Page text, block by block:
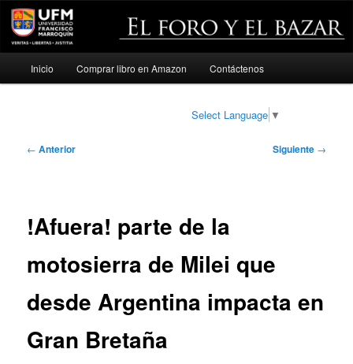
Ir
Inicio Comprar libro en Amazon Contáctenos
Select Language ▼
Navegación
← Anterior Siguiente →
!Afuera! parte de la
motosierra de Milei que
desde Argentina impacta en
Gran Bretaña